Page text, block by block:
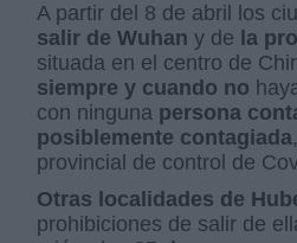
A partir del 8 de abril los
salir de Wuhany de la
situada en el centro de
siempre y cuando no
con ninguna persona
posiblemente contagiada
provincial de control de
Otras localidades de
prohibiciones de salir de